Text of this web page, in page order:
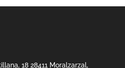
18 28411 Moralzarzal,